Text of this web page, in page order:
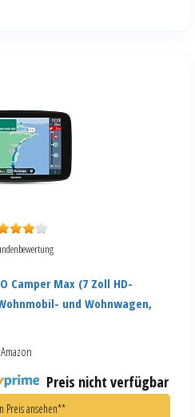
Camper Max (7 Zoll HD-
und Wohnwagen,
Amazon
Preis nicht verfügbar
Preis ansehen**